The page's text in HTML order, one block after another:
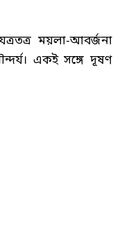
ময়লা-আবর্জনা
একই সঙ্গে দূষণ